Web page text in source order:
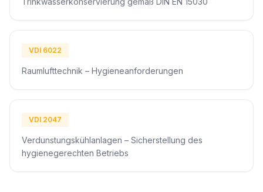
VDI 6022
Raumlufttechnik – Hygieneanforderungen
VDI 2047
Verdunstungskühlanlagen – Sicherstellung des
hygienegerechten Betriebs